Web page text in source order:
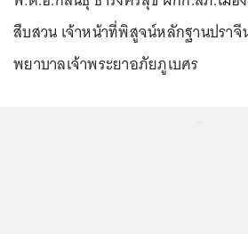
สืบสวน เจ้าหน้าที่พิสูจน์หลักฐานปราจี
พยาบาลเจ้าพระยาอภัยภูเบศร